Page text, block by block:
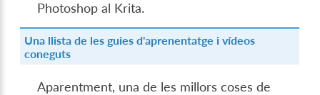
Photoshop al Krita.
Una llista de les guies d'aprenentatge i vídeos
coneguts
Aparentment, una de les millors coses de